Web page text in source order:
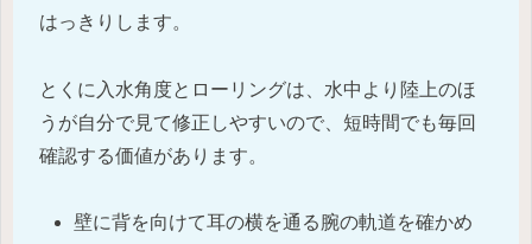
はっきりします。
とくに入水角度とローリングは、水中より陸上のほ
うが自分で見て修正しやすいので、短時間でも毎回
確認する価値があります。
壁に背を向けて耳の横を通る腕の軌道を確かめ